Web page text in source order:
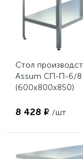
Стол
Assum СП-П-6/8
(600х800х850)
8 428 ₽ /шт